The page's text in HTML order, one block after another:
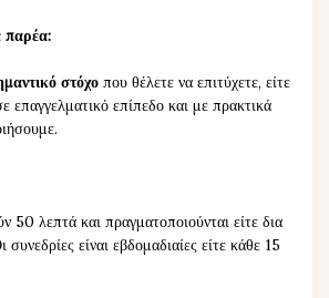
παρέα:
στόχο που θέλετε να επιτύχετε, είτε
επαγγελματικό επίπεδο και με πρακτικά
50 λεπτά και πραγματοποιούνται είτε δια
είναι εβδομαδιαίες είτε κάθε 15